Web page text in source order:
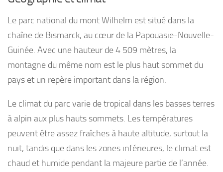
Le parc national du mont Wilhelm est situé dans la
chaîne de Bismarck, au cœur de la Papouasie-Nouvelle-
Guinée. Avec une hauteur de 4 509 mètres, la
montagne du même nom est le plus haut sommet du
pays et un repère important dans la région.
Le climat du parc varie de tropical dans les basses terres
à alpin aux plus hauts sommets. Les températures
peuvent être assez fraîches à haute altitude, surtout la
nuit, tandis que dans les zones inférieures, le climat est
chaud et humide pendant la majeure partie de l’année.